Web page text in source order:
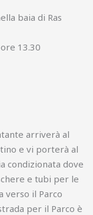
baia di Ras
13.30
arriverà al
e vi porterà al
condizionata dove
e tubi per le
verso il Parco
per il Parco è